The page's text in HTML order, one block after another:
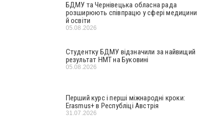
БДМУ та Чернівецька обласна рада
розширюють співпрацю у сфері медицини
й освіти
05.08.2026
Студентку БДМУ відзначили за найвищий
результат НМТ на Буковині
05.08.2026
Перший курс і перші міжнародні кроки:
Erasmus+ в Республіці Австрія
31.07.2026